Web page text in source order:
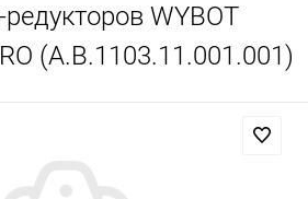
WYBOT
(A.B.1103.11.001.001)